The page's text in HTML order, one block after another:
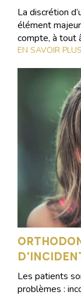
La discrétion
élément
compte, à tout
EN SAVOIR PLUS
Les patients
problèmes :